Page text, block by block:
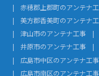
赤穂郡上郡町のアンテナ
美方郡香美町のアンテナ
津山市のアンテナ工事
井原市のアンテナ工事
広島市中区のアンテナ工事
広島市南区のアンテナ工事